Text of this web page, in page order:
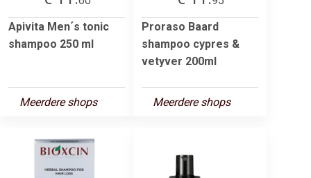
Apivita Men´s tonic
shampoo 250 ml
Meerdere shops
Proraso Baard
shampoo cypres &
vetyver 200ml
Meerdere shops